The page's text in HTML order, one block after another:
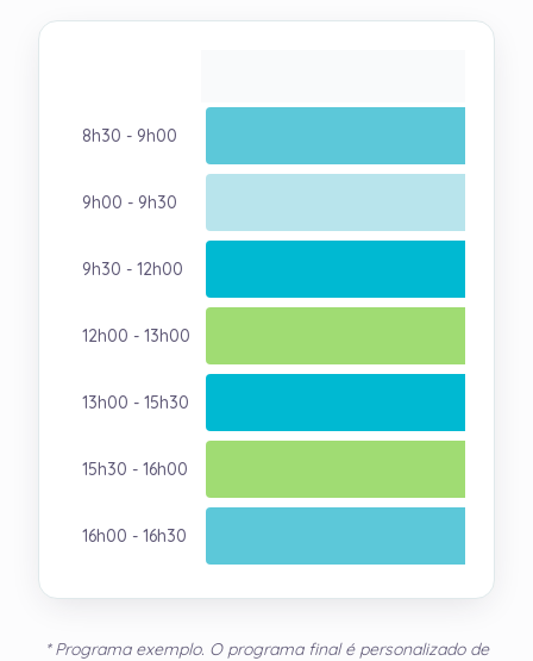
8h30 - 9h00
9h00 - 9h30
9h30 - 12h00
12h00 - 13h00
13h00 - 15h30
15h30 - 16h00
16h00 - 16h30
* Programa exemplo. O programa final é personalizado de